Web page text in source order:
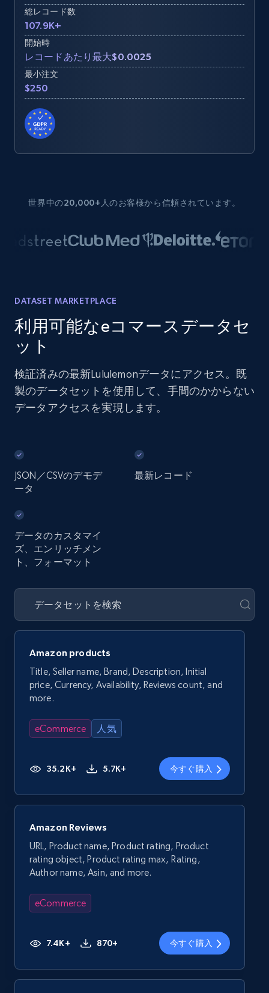
総レコード数
107.9K+
開始時
レコードあたり最大$0.0025
最小注文
$250
世界中の20,000+人のお客様から信頼されています。
DATASET MARKETPLACE
利用可能なeコマースデータセ
ット
検証済みの最新Lululemonデータにアクセス。既
製のデータセットを使用して、手間のかからない
データアクセスを実現します。
JSON／CSVのデモデ
ータ
最新レコード
データのカスタマイ
ズ、エンリッチメン
ト、フォーマット
Amazon products
Title, Seller name, Brand, Description, Initial
price, Currency, Availability, Reviews count, and
more.
eCommerce 人気
35.2K+ 5.7K+ 今すぐ購入
Amazon Reviews
URL, Product name, Product rating, Product
rating object, Product rating max, Rating,
Author name, Asin, and more.
eCommerce
7.4K+ 870+ 今すぐ購入